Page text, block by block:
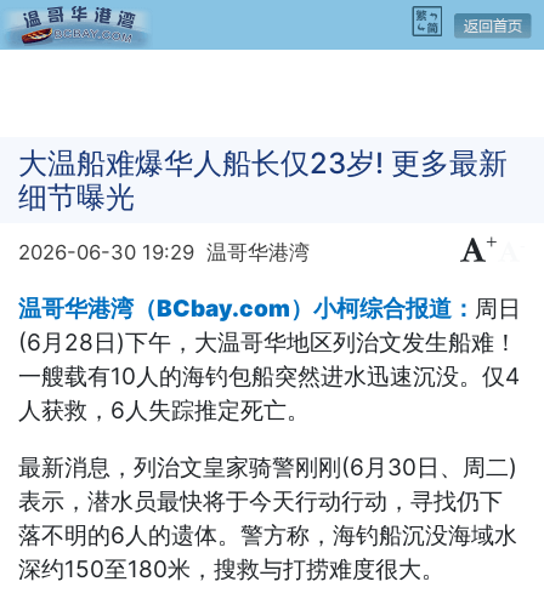
大温船难爆华人船长仅23岁! 更多最新
细节曝光
2026-06-30 19:29 温哥华港湾 +
温哥华港湾（BCbay.com）小柯综合报道： 周日
(6月28日)下午，大温哥华地区列治文发生船难！
一艘载有10人的海钓包船突然进水迅速沉没。仅4
人获救，6人失踪推定死亡。
最新消息，列治文皇家骑警刚刚(6月30日、周二)
表示，潜水员最快将于今天行动行动，寻找仍下
落不明的6人的遗体。警方称，海钓船沉没海域水
深约150至180米，搜救与打捞难度很大。